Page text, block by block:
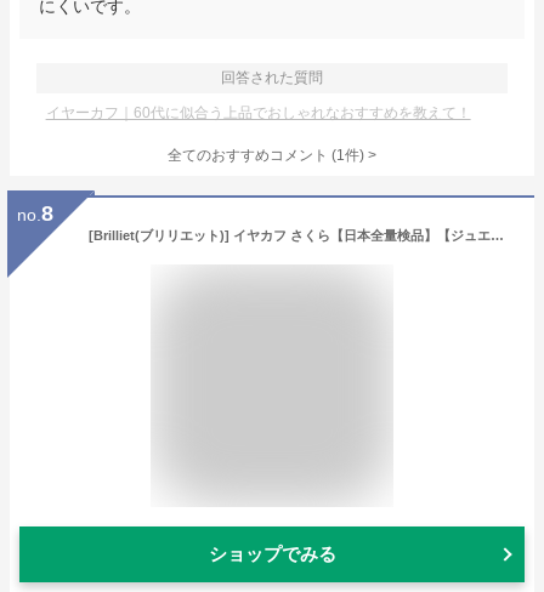
にくいです。
回答された質問
イヤーカフ｜60代に似合う上品でおしゃれなおすすめを教えて！
全てのおすすめコメント (1件) >
no. 8
[Brilliet(ブリリエット)] イヤカフ さくら【日本全量検品】【ジュエリー老舗コラボ】 重ね付け レディース
ショップでみる